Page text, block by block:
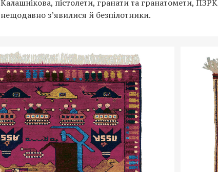
Калашнікова, пістолети, гранати та гранатомети,
нещодавно з’явилися й безпілотники.